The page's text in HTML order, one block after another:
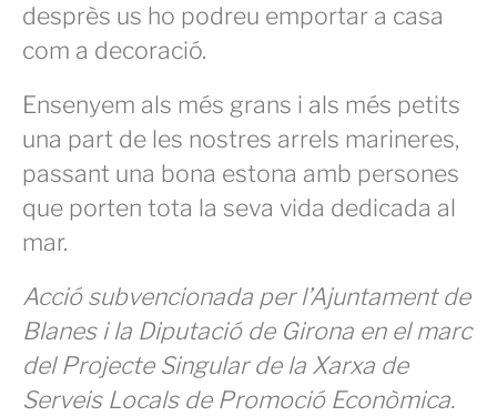
desprès us ho podreu emportar a casa
com a decoració.
Ensenyem als més grans i als més petits
una part de les nostres arrels marineres,
passant una bona estona amb persones
que porten tota la seva vida dedicada al
mar.
Acció subvencionada per l’Ajuntament de
Blanes i la Diputació de Girona en el marc
del Projecte Singular de la Xarxa de
Serveis Locals de Promoció Econòmica.